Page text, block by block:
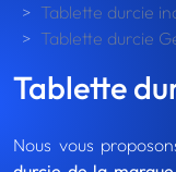
Tablette durcie
Tablette durcie
Tablette
Nous vous